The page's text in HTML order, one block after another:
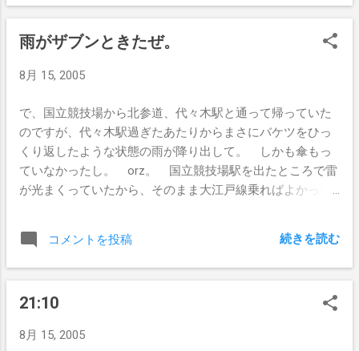
雨がザブンときたぜ。
8月 15, 2005
で、国立競技場から北参道、代々木駅と通って帰っていた
のですが、代々木駅過ぎたあたりからまさにバケツをひっ
くり返したような状態の雨が降り出して。 しかも傘もっ
ていなかったし。 orz。 国立競技場駅を出たところで雷
が光まくっていたから、そのまま大江戸線乗ればよかった
れ状態、服着たままシャワー浴びた状態。 家帰って速攻
で暖かいシャワー浴びました。
コメントを投稿 続きを読む
21:10
8月 15, 2005